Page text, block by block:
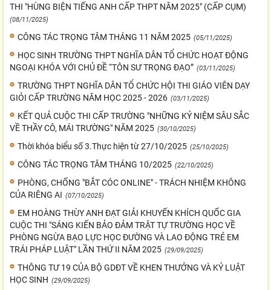
THI "HÙNG BIỆN TIẾNG ANH CẤP THPT NĂM 2025" (CẤP CỤM)
(08/11/2025)
CÔNG TÁC TRỌNG TÂM THÁNG 11 NĂM 2025 (05/11/2025)
HỌC SINH TRƯỜNG THPT NGHĨA DÂN TỔ CHỨC HOẠT ĐỘNG
NGOẠI KHÓA VỚI CHỦ ĐỀ “TÔN SƯ TRỌNG ĐẠO” (03/11/2025)
TRƯỜNG THPT NGHĨA DÂN TỔ CHỨC HỘI THI GIÁO VIÊN DẠY
GIỎI CẤP TRƯỜNG NĂM HỌC 2025 - 2026 (03/11/2025)
KẾT QUẢ CUỘC THI CẤP TRƯỜNG "NHỮNG KỶ NIỆM SÂU SẮC
VỀ THẦY CÔ, MÁI TRƯỜNG" NĂM 2025 (30/10/2025)
Thời khóa biểu số 3.Thực hiện từ 27/10/2025 (25/10/2025)
CÔNG TÁC TRỌNG TÂM THÁNG 10/2025 (22/10/2025)
PHÒNG, CHỐNG "BẮT CÓC ONLINE" - TRÁCH NHIỆM KHÔNG
CỦA RIÊNG AI (07/10/2025)
EM HOÀNG THÙY ANH ĐẠT GIẢI KHUYẾN KHÍCH QUỐC GIA
CUỘC THI "SÁNG KIẾN BẢO ĐẢM TRẬT TỰ TRƯỜNG HỌC VỀ
PHÒNG NGỪA BẠO LỰC HỌC ĐƯỜNG VÀ LAO ĐỘNG TRẺ EM
TRÁI PHÁP LUẬT" LẦN THỨ II NĂM 2025 (29/09/2025)
THÔNG TƯ 19 CỦA BỘ GDĐT VỀ KHEN THƯỞNG VÀ KỶ LUẬT
HỌC SINH (29/09/2025)